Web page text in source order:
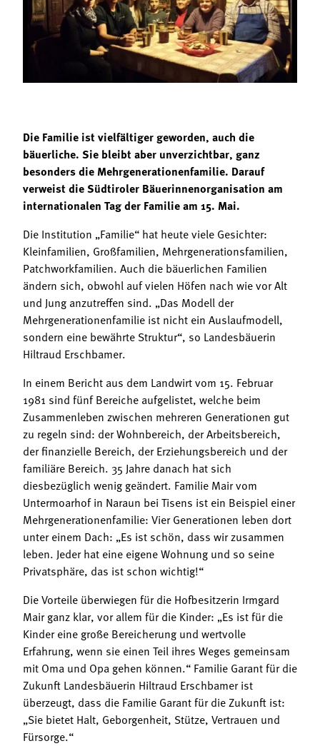
Mitgliedschaft
Landessekretariat
Bäuerliche Buffets
Hofgeschichten
Die Familie ist vielfältiger geworden, auch die
bäuerliche. Sie bleibt aber unverzichtbar, ganz
besonders die Mehrgenerationenfamilie. Darauf
verweist die Südtiroler Bäuerinnenorganisation am
internationalen Tag der Familie am 15. Mai.
Die Institution „Familie“ hat heute viele Gesichter:
Kleinfamilien, Großfamilien, Mehrgenerationsfamilien,
Patchworkfamilien. Auch die bäuerlichen Familien
ändern sich, obwohl auf vielen Höfen nach wie vor Alt
und Jung anzutreffen sind. „Das Modell der
Mehrgenerationenfamilie ist nicht ein Auslaufmodell,
sondern eine bewährte Struktur“, so Landesbäuerin
Hiltraud Erschbamer.
In einem Bericht aus dem Landwirt vom 15. Februar
1981 sind fünf Bereiche aufgelistet, welche beim
Zusammenleben zwischen mehreren Generationen gut
zu regeln sind: der Wohnbereich, der Arbeitsbereich,
der finanzielle Bereich, der Erziehungsbereich und der
familiäre Bereich. 35 Jahre danach hat sich
diesbezüglich wenig geändert. Familie Mair vom
Untermoarhof in Naraun bei Tisens ist ein Beispiel einer
Mehrgenerationenfamilie: Vier Generationen leben dort
unter einem Dach: „Es ist schön, dass wir zusammen
leben. Jeder hat eine eigene Wohnung und so seine
Privatsphäre, das ist schon wichtig!“
Die Vorteile überwiegen für die Hofbesitzerin Irmgard
Mair ganz klar, vor allem für die Kinder: „Es ist für die
Kinder eine große Bereicherung und wertvolle
Erfahrung, wenn sie einen Teil ihres Weges gemeinsam
mit Oma und Opa gehen können.“ Familie Garant für die
Zukunft Landesbäuerin Hiltraud Erschbamer ist
überzeugt, dass die Familie Garant für die Zukunft ist:
„Sie bietet Halt, Geborgenheit, Stütze, Vertrauen und
Fürsorge.“